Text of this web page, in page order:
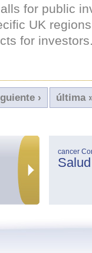
for public
UK
for
› última
cancer
Salud